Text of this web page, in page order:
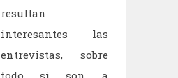
resultan
interesantes las
entrevistas, sobre
todo si son a